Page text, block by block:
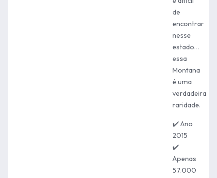
de
encontrar
nesse
estado…
essa
Montana
é uma
verdadeira
raridade.
✔️ Ano
2015
✔️
Apenas
57.000